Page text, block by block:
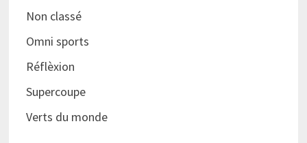
Non classé
Omni sports
Réflèxion
Supercoupe
Verts du monde